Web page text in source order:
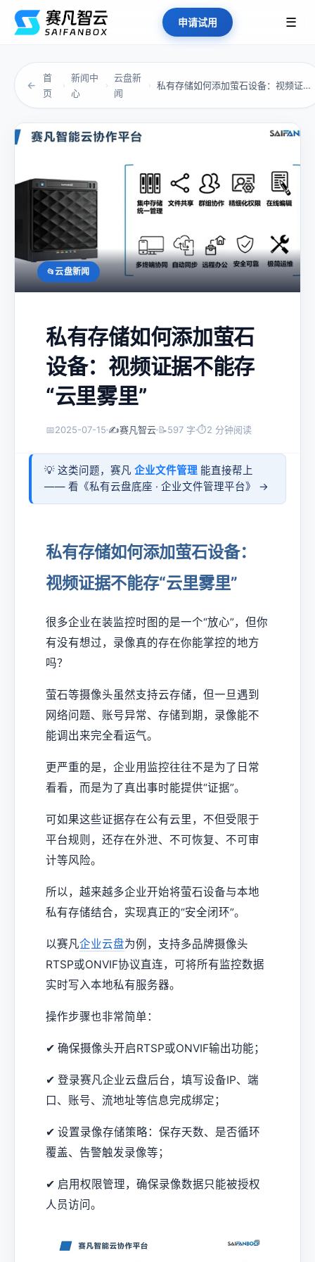
申请试用 ☰
←
首
页
›
新闻中
心
›
云盘新
闻
› 私有存储如何添加萤石设备：视频证据不能存“云...
云盘新闻
私有存储如何添加萤石
设备：视频证据不能存
“云里雾里”
📅2025-07-15 ✍️赛凡智云 📝597 字 ⏱2 分钟阅读
💡 这类问题，赛凡 企业文件管理 能直接帮上
—— 看《私有云盘底座 · 企业文件管理平台》 →
私有存储如何添加萤石设备：
视频证据不能存“云里雾里”
很多企业在装监控时图的是一个“放心”，但你
有没有想过，录像真的存在你能掌控的地方
吗？
萤石等摄像头虽然支持云存储，但一旦遇到
网络问题、账号异常、存储到期，录像能不
能调出来完全看运气。
更严重的是，企业用监控往往不是为了日常
看看，而是为了真出事时能提供“证据”。
可如果这些证据存在公有云里，不但受限于
平台规则，还存在外泄、不可恢复、不可审
计等风险。
所以，越来越多企业开始将萤石设备与本地
私有存储结合，实现真正的“安全闭环”。
以赛凡企业云盘为例，支持多品牌摄像头
RTSP或ONVIF协议直连，可将所有监控数据
实时写入本地私有服务器。
操作步骤也非常简单：
✔ 确保摄像头开启RTSP或ONVIF输出功能；
✔ 登录赛凡企业云盘后台，填写设备IP、端
口、账号、流地址等信息完成绑定；
✔ 设置录像存储策略：保存天数、是否循环
覆盖、告警触发录像等；
✔ 启用权限管理，确保录像数据只能被授权
人员访问。